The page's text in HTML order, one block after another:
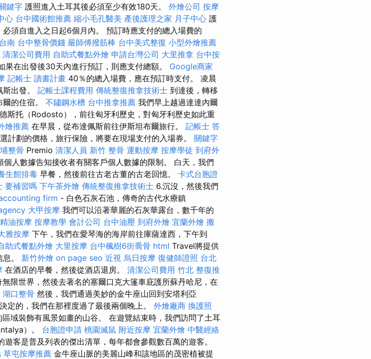
鍵字 護照進入土耳其後必須至少有效180天。 外燴公司 按摩
心 台中國術館推薦 縮小毛孔醫美 產後護理之家 月子中心 護
須自進入之日起6個月內。 預訂時應支付的總入場費的
南 台中整骨價錢 嚴師傅撥筋棒 台中美式整復 小型外燴推薦
清潔公司費用 自助式餐點外燴 申請台灣公司 大里推拿 台中按
果在出發後30天內進行預訂，則應支付總額。 Google商家
記帳士 讀書計畫 40％的總入場費，應在預訂時支付。 凌晨
出發。 記帳士課程費用 傳統整復推拿技術士 到達後，轉移
的住宿。 不鏽鋼水槽 台中推拿推薦 我們早上越過達達內爾
斯托（Rodosto），前往匈牙利歷史，對匈牙利歷史如此重
燴推薦 在早晨，從布達佩斯前往伊斯坦布爾旅行。 記帳士 答
計劃的價格，旅行保險，將要在現場支付的入場券。 關鍵字
整骨 Premio 清潔人員 新竹 整骨 運動按摩 按摩學徒 到府外
個人數據告知接收者有關客戶個人數據的限制。 白天，我們
生館排毒 早餐，然後前往古老古董的古老回憶。 卡式台胞證
要補習嗎 下午茶外燴 傳統整復推拿技術士 6.沉沒，然後我們
firm - 白色石灰石池，傳奇的古代水療鎮
大甲按摩 我們可以沿著華麗的石灰華露台，數千年的
油按摩 按摩教學 會計公司 台中油壓 到府外燴 宜蘭外燴 搬
雅按摩 下午，我們在愛琴海的海岸前往庫薩達西，下午到
助式餐點外燴 大里按摩 台中楓樹6街喬骨 html Travel將提供
。 新竹外燴 on page seo 近視 烏日按摩 復健師證照 台北
在酒店的早餐，然後從酒店退房。 清潔公司費用 竹北 整復推
限世界，然後去著名的塞爾口克大篷車庇護所蘇丹哈尼，在
湖口整骨 然後，我們通過美妙的金牛座山回到安塔利亞
定的，我們在那裡度過了最後兩個晚上。 外燴廠商 換護照
域裝飾有風景如畫的山谷。 在遊覽結束時，我們訪問了土耳
）。 台胞證申請 桃園滅鼠 附近按摩 宜蘭外燴 中醫經絡
遊客是普及列表的傑出清單，每年都會參觀數百萬的遊客。
草屯按摩推薦 金牛座山脈的美麗山峰和該地區的茂密植被提